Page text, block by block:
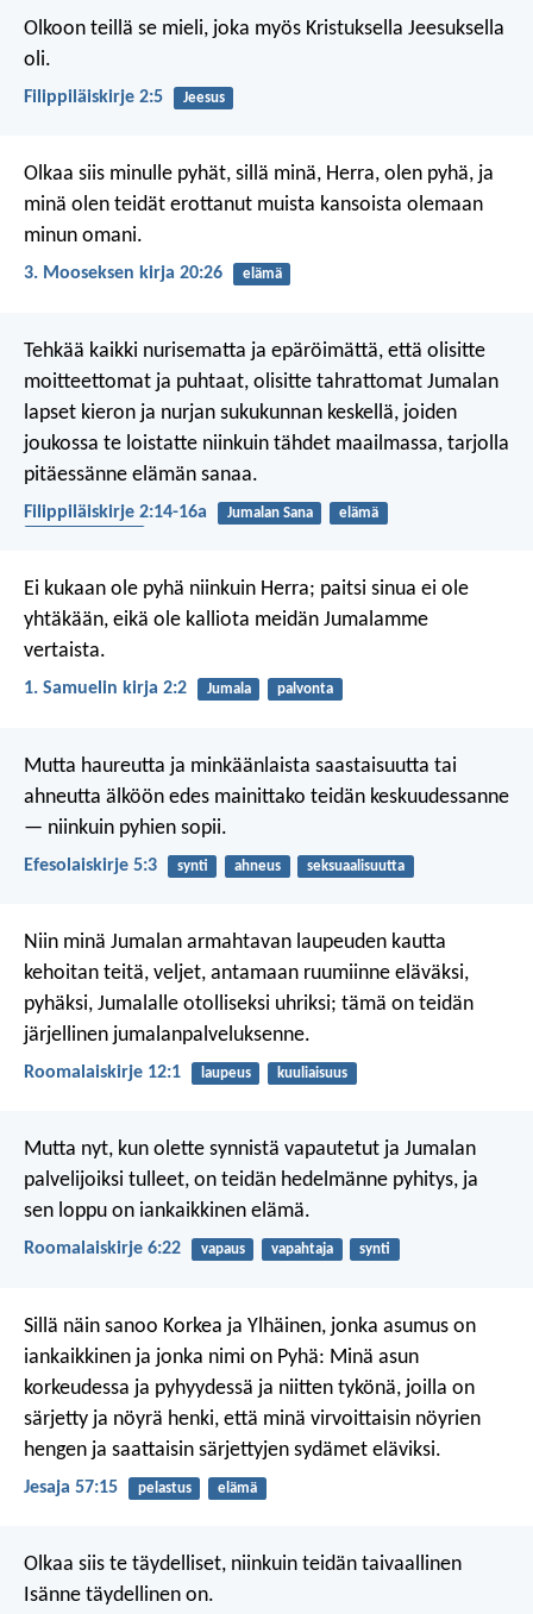
Olkoon teillä se mieli, joka myös Kristuksella Jeesuksella
oli.
Filippiläiskirje 2:5 Jeesus
Olkaa siis minulle pyhät, sillä minä, Herra, olen pyhä, ja
minä olen teidät erottanut muista kansoista olemaan
minun omani.
3. Mooseksen kirja 20:26 elämä
Tehkää kaikki nurisematta ja epäröimättä, että olisitte
moitteettomat ja puhtaat, olisitte tahrattomat Jumalan
lapset kieron ja nurjan sukukunnan keskellä, joiden
joukossa te loistatte niinkuin tähdet maailmassa, tarjolla
pitäessänne elämän sanaa.
Filippiläiskirje 2:14-16a Jumalan Sana
elämä
Ei kukaan ole pyhä niinkuin Herra; paitsi sinua ei ole
yhtäkään, eikä ole kalliota meidän Jumalamme
vertaista.
1. Samuelin kirja 2:2 Jumala palvonta
Mutta haureutta ja minkäänlaista saastaisuutta tai
ahneutta älköön edes mainittako teidän keskuudessanne
— niinkuin pyhien sopii.
Efesolaiskirje 5:3 synti ahneus seksuaalisuutta
Niin minä Jumalan armahtavan laupeuden kautta
kehoitan teitä, veljet, antamaan ruumiinne eläväksi,
pyhäksi, Jumalalle otolliseksi uhriksi; tämä on teidän
järjellinen jumalanpalveluksenne.
Roomalaiskirje 12:1 laupeus kuuliaisuus
Mutta nyt, kun olette synnistä vapautetut ja Jumalan
palvelijoiksi tulleet, on teidän hedelmänne pyhitys, ja
sen loppu on iankaikkinen elämä.
Roomalaiskirje 6:22 vapaus vapahtaja synti
Sillä näin sanoo Korkea ja Ylhäinen, jonka asumus on
iankaikkinen ja jonka nimi on Pyhä: Minä asun
korkeudessa ja pyhyydessä ja niitten tykönä, joilla on
särjetty ja nöyrä henki, että minä virvoittaisin nöyrien
hengen ja saattaisin särjettyjen sydämet eläviksi.
Jesaja 57:15 pelastus elämä
Olkaa siis te täydelliset, niinkuin teidän taivaallinen
Isänne täydellinen on.